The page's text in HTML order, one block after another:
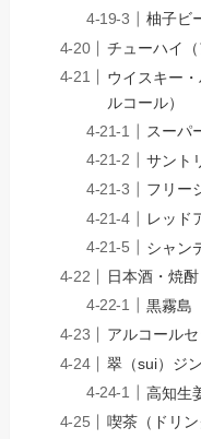
柚子ビ
チューハイ（
ウイスキー
ルコール）
スーパ
サント
フリー
レッド
シャン
日本酒・焼
黒霧島
アルコールセ
翠（sui）ジン
高知生
喫茶（ドリン